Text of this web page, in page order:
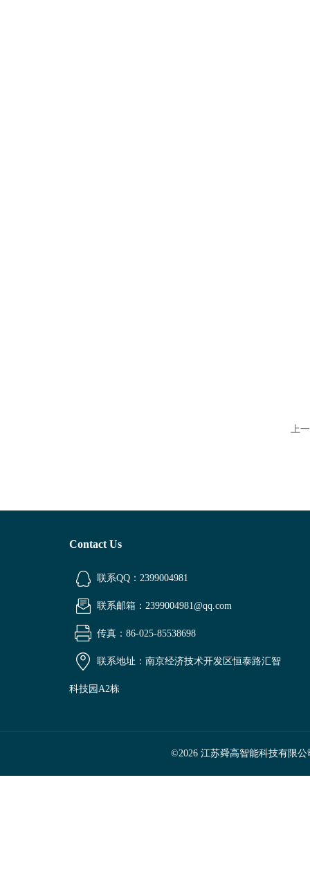
上
Contact Us
联系QQ：2399004981
联系邮箱：2399004981@qq.com
传真：86-025-85538698
联系地址：南京经济技术开发区恒泰路汇智
科技园A2栋
©2026 江苏舜高智能科技有限